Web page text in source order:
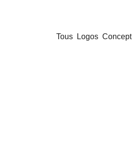
Tous Logos Concept